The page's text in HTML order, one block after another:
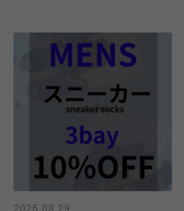
2025.08.29